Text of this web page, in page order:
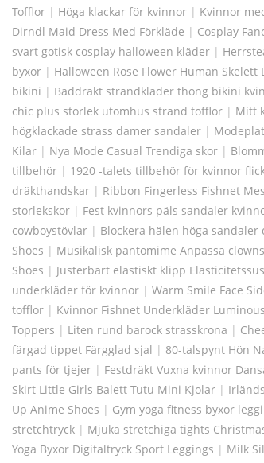
Tofflor | Höga klackar för kvinnor | Kvinnor
Dirndl Maid Dress Med Förkläde | Cosplay
svart gotisk cosplay halloween kläder |
byxor | Halloween Rose Flower Human
bikini | Baddräkt strandkläder thong bikini
chic plus storlek utomhus strand tofflor | Mitt
högklackade strass damer sandaler |
Kilar | Nya Mode Casual Trendiga skor |
tillbehör | 1920 -talets tillbehör för kvinnor
dräkthandskar | Ribbon Fingerless Fishnet
storlekskor | Fest kvinnors päls sandaler
cowboystövlar | Blockera hälen höga sandaler
Shoes | Musikalisk pantomime Anpassa
Shoes | Justerbart elastiskt klipp
underkläder för kvinnor | Warm Smile Face
tofflor | Kvinnor Fishnet Underkläder
Toppers | Liten rund barock strasskrona |
färgad tippet Färgglad sjal | 80-talspynt Hön
pants för tjejer | Festdräkt Vuxna kvinnor
Skirt Little Girls Balett Tutu Mini Kjolar |
Up Anime Shoes | Gym yoga fitness byxor
stretchtryck | Mjuka stretchiga tights
Yoga Byxor Digitaltryck Sport Leggings | Milk